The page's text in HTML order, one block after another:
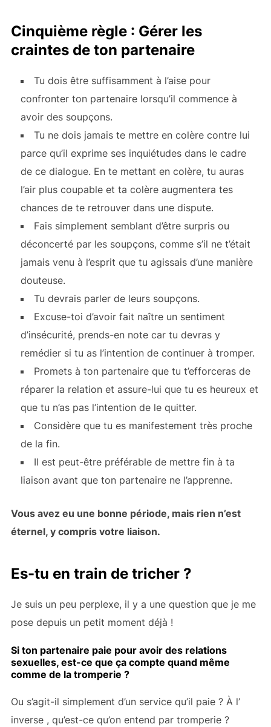
Cinquième règle : Gérer les
craintes de ton partenaire
Tu dois être suffisamment à l’aise pour
confronter ton partenaire lorsqu’il commence à
avoir des soupçons.
Tu ne dois jamais te mettre en colère contre lui
parce qu’il exprime ses inquiétudes dans le cadre
de ce dialogue. En te mettant en colère, tu auras
l’air plus coupable et ta colère augmentera tes
chances de te retrouver dans une dispute.
Fais simplement semblant d’être surpris ou
déconcerté par les soupçons, comme s’il ne t’était
jamais venu à l’esprit que tu agissais d’une manière
douteuse.
Tu devrais parler de leurs soupçons.
Excuse-toi d’avoir fait naître un sentiment
d’insécurité, prends-en note car tu devras y
remédier si tu as l’intention de continuer à tromper.
Promets à ton partenaire que tu t’efforceras de
réparer la relation et assure-lui que tu es heureux et
que tu n’as pas l’intention de le quitter.
Considère que tu es manifestement très proche
de la fin.
Il est peut-être préférable de mettre fin à ta
liaisonavant que ton partenaire ne l’apprenne.
Vous avez eu une bonne période, mais rien n’est
éternel, y compris votre liaison.
Es-tu en train de tricher ?
Je suis un peu perplexe, il y a une question que je me
pose depuis un petit moment déjà !
Si ton partenaire paie pour avoir des relations
sexuelles, est-ce que ça compte quand même
comme de la tromperie ?
Ou s’agit-il simplement d’un service qu’il paie ? À l’
inverse , qu’est-ce qu’on entend par tromperie ?